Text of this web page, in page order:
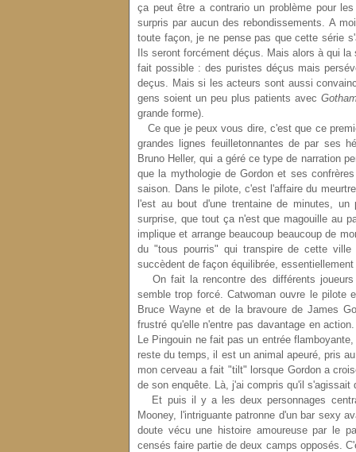
ça peut être a contrario un problème pour
surpris par aucun des rebondissements. A
toute façon, je ne pense pas que cette série
Ils seront forcément déçus. Mais alors à qui
fait possible : des puristes déçus mais
deçus. Mais si les acteurs sont aussi
gens soient un peu plus patients avec
grande forme).
Ce que je peux vous dire, c'est que ce
grandes lignes feuilletonnantes de par ses
Bruno Heller, qui a géré ce type de narration
que la mythologie de Gordon et ses
saison. Dans le pilote, c'est l'affaire du
l'est au bout d'une trentaine de minutes,
surprise, que tout ça n'est que magouille au
implique et arrange beaucoup beaucoup de
du "tous pourris" qui transpire de cette
succèdent de façon équilibrée,
On fait la rencontre des différents joueurs
semble trop forcé. Catwoman ouvre le pilote
Bruce Wayne et de la bravoure de James
frustré qu'elle n'entre pas davantage en
Le Pingouin ne fait pas un entrée
reste du temps, il est un animal apeuré, pris
mon cerveau a fait "tilt" lorsque Gordon a
de son enquête. Là, j'ai compris qu'il
Et puis il y a les deux personnages
Mooney, l'intriguante patronne d'un bar sexy
doute vécu une histoire amoureuse par le
censés faire partie de deux camps opposés.